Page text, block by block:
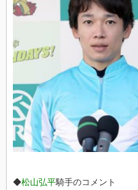
◆松山弘平騎手のコメント